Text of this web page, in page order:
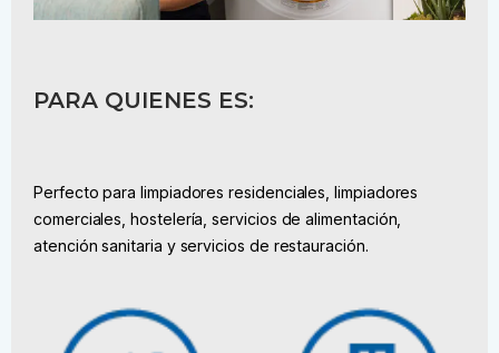
PARA QUIENES ES:
Perfecto para limpiadores residenciales, limpiadores
comerciales, hostelería, servicios de alimentación,
atención sanitaria y servicios de restauración.